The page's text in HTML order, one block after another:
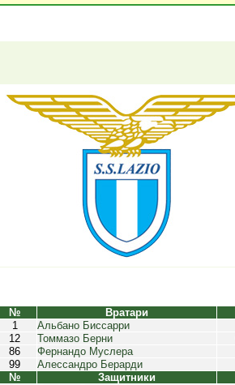
№ Вратари
1
Альбано Биссарри
12
Томмазо Берни
86
Фернандо Муслера
99
Алессандро Берарди
№
Защитники